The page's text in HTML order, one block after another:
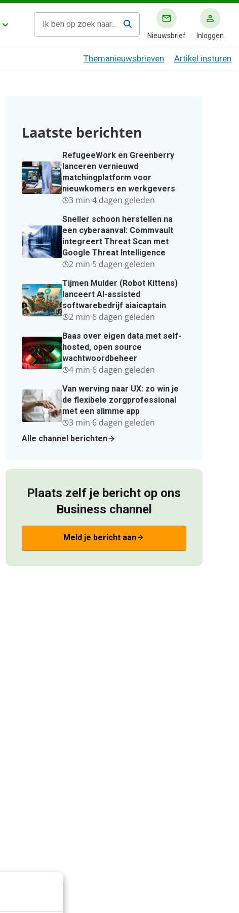
Nieuwsbrief Inloggen
Themanieuwsbrieven Artikel insturen
Laatste berichten
RefugeeWork en Greenberry
lanceren vernieuwd
matchingplatform voor
nieuwkomers en werkgevers
3 min·4 dagen geleden
Sneller schoon herstellen na
een cyberaanval: Commvault
integreert Threat Scan met
Google Threat Intelligence
2 min·5 dagen geleden
Tijmen Mulder (Robot Kittens)
lanceert AI-assisted
softwarebedrijf aiaicaptain
2 min·6 dagen geleden
Baas over eigen data met self-
hosted, open source
wachtwoordbeheer
4 min·6 dagen geleden
Van werving naar UX: zo win je
de flexibele zorgprofessional
met een slimme app
3 min·6 dagen geleden
Alle channel berichten
Plaats zelf je bericht op ons
Business channel
Meld je bericht aanarrow_forward